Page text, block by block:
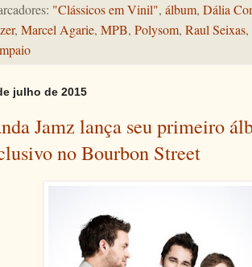
"Clássicos em Vinil", álbum, Dália
, Marcel Agarie, MPB, Polysom, Raul Seixas,
julho de 2015
Jamz lança seu primeiro
no Bourbon Street